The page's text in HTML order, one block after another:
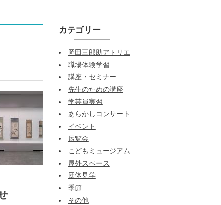
カテゴリー
岡田三郎助アトリエ
職場体験学習
講座・セミナー
先生のための講座
学芸員実習
あらかしコンサート
イベント
展覧会
こどもミュージアム
屋外スペース
団体見学
季節
その他